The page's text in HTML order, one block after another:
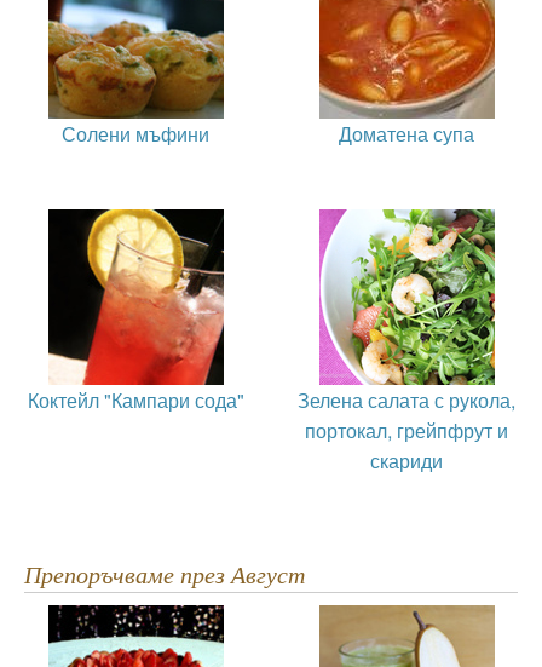
Солени мъфини Доматена супа
Коктейл "Кампари сода"
Зелена салата с рукола,
портокал, грейпфрут и
скариди
Препоръчваме през Август